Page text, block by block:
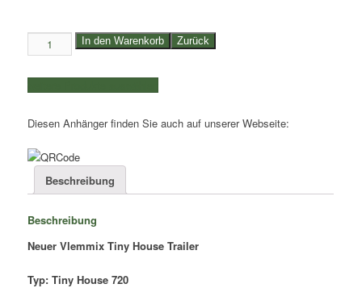
3,5to.
Vlemmix
Tiny
House
|
720x245cm
Tiny
720
Plateau
Menge
In den Warenkorb Zurück
Diesen Anhänger finden Sie auch auf unserer Webseite:
Beschreibung
Beschreibung
Neuer Vlemmix Tiny House Trailer
Typ: Tiny House 720